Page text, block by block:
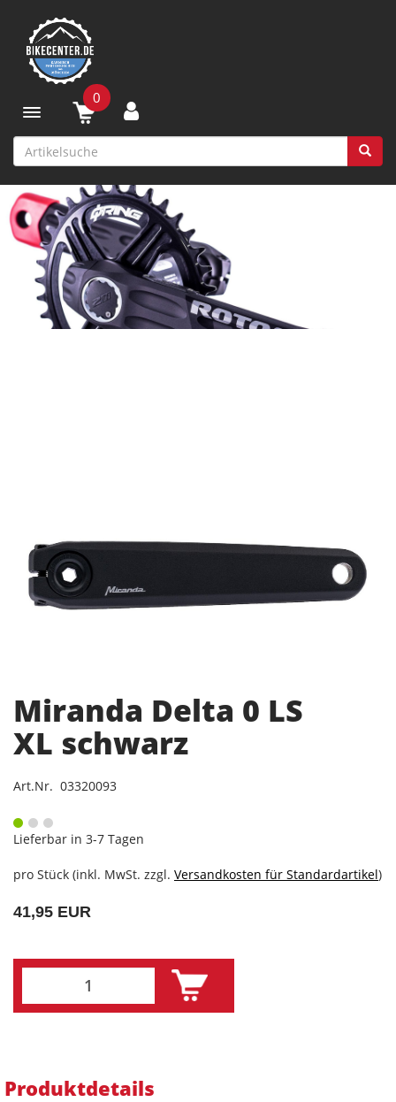
Toggle navigation
0
Miranda Delta 0 LS
XL schwarz
Art.Nr. 03320093
Lieferbar in 3-7 Tagen
pro Stück (inkl. MwSt. zzgl. Versandkosten für Standardartikel)
41,95 EUR
Produktdetails